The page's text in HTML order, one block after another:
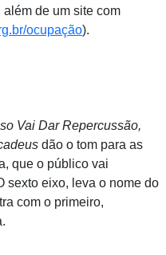
de um site com
ocupação).
Vai Dar Repercussão,
dão o tom para as
que o público vai
sexto eixo, leva o nome do
com o primeiro,